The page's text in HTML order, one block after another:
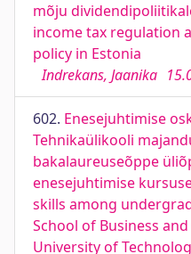
mõju
income tax regulation
policy in Estonia
Indrekans, Jaanika
602. Enesejuhtimise
Tehnikaülikooli
bakalaureuseõppe
enesejuhtimise
skills among
School of Business
University of